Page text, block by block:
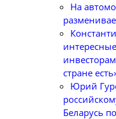
На
стране
Юрий
Беларусь